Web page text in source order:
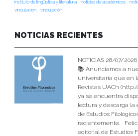
instituto de lingüística y literatura
noticias de académicos
vinculacion
vinculación
NOTICIAS RECIENTES
NOTICIAS 28/07/2026
📚 Anunciamos a
universitaria que en
Revistas UACh
ya se encuentra
lectura y descarga la
de Estudios
recientemente.
editorial de Estudios